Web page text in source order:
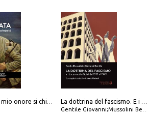
Gentile Giovanni;Mussolini Benito